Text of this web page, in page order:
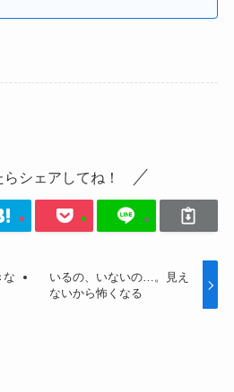
シェアしてね！
な
いるの、いないの…。見え
ないから怖くなる